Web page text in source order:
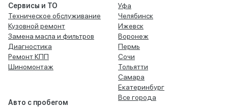
Сервисы и ТО
Техническое обслуживание
Кузовной ремонт
Замена масла и фильтров
Диагностика
Ремонт КПП
Шиномонтаж
Авто с пробегом
Уфа
Челябинск
Ижевск
Воронеж
Пермь
Сочи
Тольятти
Самара
Екатеринбург
Все города